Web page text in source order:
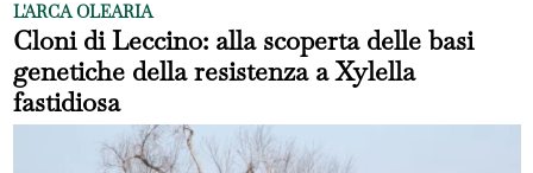
L'ARCA OLEARIA
Cloni di Leccino: alla scoperta delle basi
genetiche della resistenza a Xylella
fastidiosa